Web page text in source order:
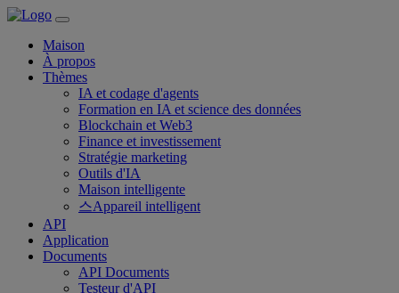
Maison
À propos
Thèmes
IA et codage d'agents
Formation en IA et science des données
Blockchain et Web3
Finance et investissement
Stratégie marketing
Outils d'IA
Maison intelligente
스Appareil intelligent
API
Application
Documents
API Documents
Testeur d'API